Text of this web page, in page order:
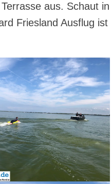
aus. Schaut in
Friesland Ausflug ist